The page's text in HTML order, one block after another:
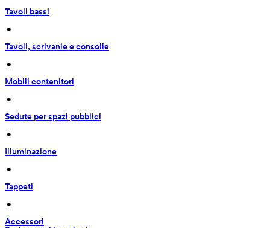
Tavoli bassi
•
Tavoli, scrivanie e consolle
•
Mobili contenitori
•
Sedute per spazi pubblici
•
Illuminazione
•
Tappeti
•
Accessori